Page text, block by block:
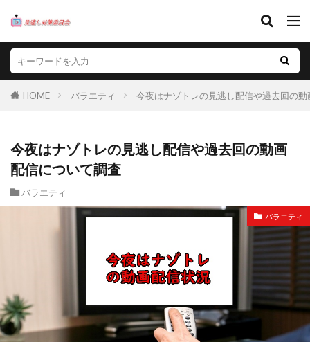
HOME バラエティ 今夜はナゾトレの見逃し配信や過去回の
今夜はナゾトレの見逃し配信や過去回の動画
配信について調査
バラエティ
バラエティ